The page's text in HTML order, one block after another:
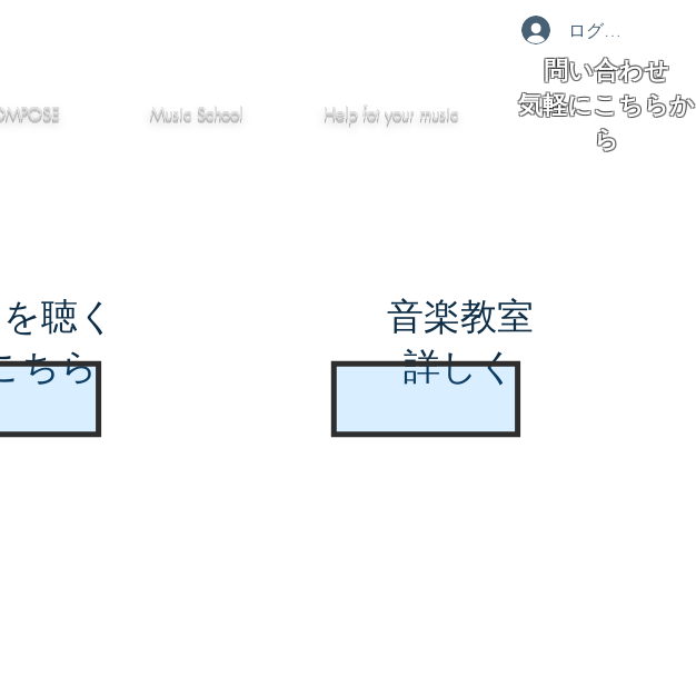
Music School Helpfot your music
ログイン
問い合わせ
気軽にこちらか
ら
聴く
ちら
音楽教室
詳しく